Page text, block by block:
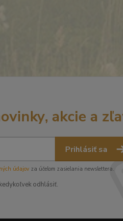
akcie a
Prihlásiť sa
údajovza účelom zasielania newslettera.
odhlásiť.